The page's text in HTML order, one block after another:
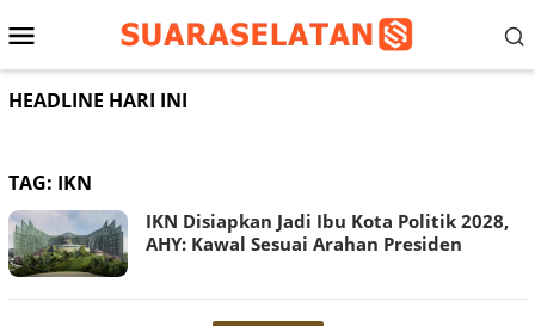
ke
Menu
Mobile
HEADLINE HARI INI
TAG: IKN
IKN Disiapkan Jadi Ibu Kota Politik 2028,
AHY: Kawal Sesuai Arahan Presiden